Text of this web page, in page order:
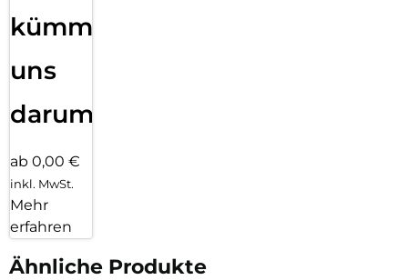
kümmern
uns
darum!
ab 0,00 €
inkl. MwSt.
Mehr
erfahren
Ähnliche Produkte